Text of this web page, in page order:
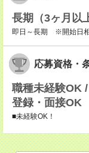
長期（3ヶ月以
即日～長期 ※開始日
応募資格・
職種未経験OK
登録・面接OK
■未経験OK！